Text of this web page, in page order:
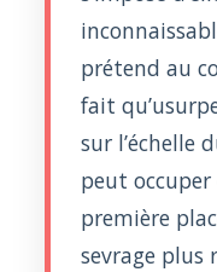
prétend au
fait
sur l’échelle
peut
première
sevrage plus